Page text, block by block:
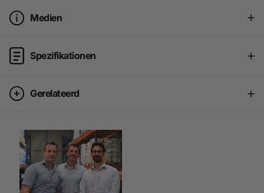
Medien
Spezifikationen
Gerelateerd